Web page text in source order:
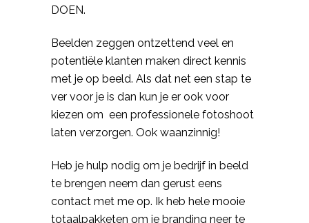
DOEN.
Beelden zeggen ontzettend veel en
potentiële klanten maken direct kennis
met je op beeld. Als dat net een stap te
ver voor je is dan kun je er ook voor
kiezen om een professionele fotoshoot
laten verzorgen. Ook waanzinnig!
Heb je hulp nodig om je bedrijf in beeld
te brengen neem dan gerust eens
contact met me op. Ik heb hele mooie
totaalpakketen om je branding neer te